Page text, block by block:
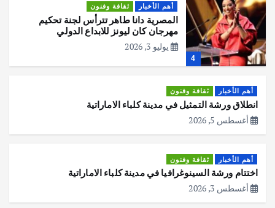
أهم الأخبار ثقافة وفنون
انطلاق ورشة التمثيل في مدينة كلباء الاماراتية
أغسطس 5, 2026
أهم الأخبار ثقافة وفنون
اختتام ورشة السينوغرافيا في مدينة كلباء الاماراتية
أغسطس 3, 2026
أهم الأخبار
المخرجة زهراء غندور تفوز بجائزة لجنة